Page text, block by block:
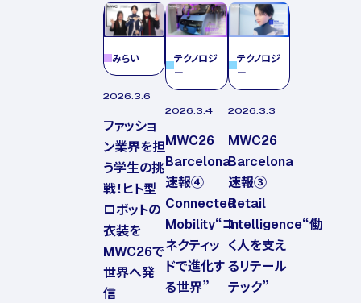
みらい
2026.3.6
ファッショ
ン業界を担
う学生の挑
戦！ヒト型
ロボットの
衣装を
MWC26で
世界へ発
信
テクノロジ
ー
2026.3.4
MWC26
Barcelona
速報④
Connected
Mobility“コ
ネクティッ
ドで進化す
る世界”
テクノロジ
ー
2026.3.3
MWC26
Barcelona
速報③
Retail
Intelligence“働
く人を支え
るリテール
テック”